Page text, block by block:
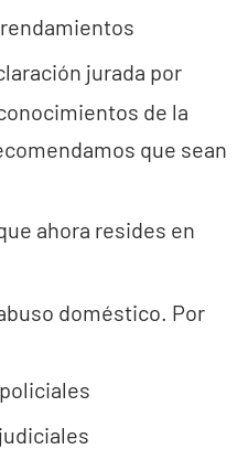
jurada por
de la
que sean
ahora resides en
doméstico. Por